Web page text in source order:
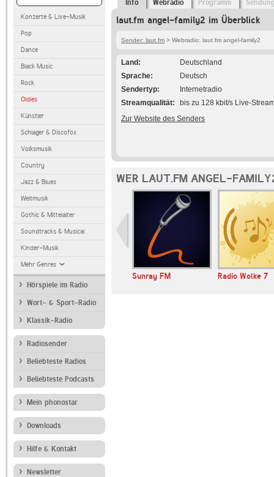
Konzerte & Live-Musik
Pop
Dance
Black Music
Rock
Oldies
Künstler
Schlager & Discofox
Volksmusik
Country
Jazz & Blues
Weltmusik
Gothic & Mittelalter
Soundtracks & Musical
Kinder-Musik
Mehr Genres
Hörspiele im Radio
Wort- & Sport-Radio
Klassik-Radio
Radiosender
Beliebteste Radios
Beliebteste Podcasts
Mein phonostar
Downloads
Hilfe & Kontakt
Newsletter
Info Webradio Programm
laut.fm angel-family2 im Überblick
Sender: laut.fm > Webradio: laut.fm angel-family2
Land
Deutschland
Sprache
Deutsch
Sendertyp
Internetradio
Streamqualität
bis zu 128 kbit/s Live-
Zur Website des Senders
WER LAUT.FM ANGEL-
Sunray FM Radio Wolke 7